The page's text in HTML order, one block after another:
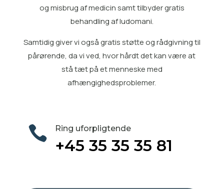
og misbrug af medicin samt tilbyder gratis
behandling af ludomani.
Samtidig giver vi også gratisstøtte og rådgivning til
pårørende, da vi ved, hvor hårdt det kan være at
stå tæt på et menneske med
afhængighedsproblemer.
 Ring uforpligtende
+45 35 35 35 81